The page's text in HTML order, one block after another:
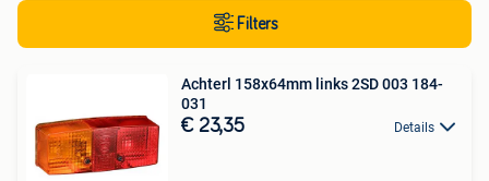
Filters
Achterl 158x64mm links 2SD 003 184-
031
€ 23,35 Details